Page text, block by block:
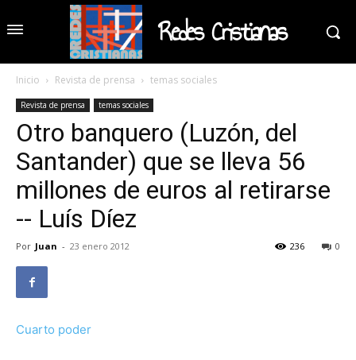
Redes Cristianas
Inicio Revista de prensa temas sociales
Revista de prensa temas sociales
Otro banquero (Luzón, del
Santander) que se lleva 56
millones de euros al retirarse
-- Luís Díez
Por Juan - 23 enero 2012 0
236
Cuarto poder